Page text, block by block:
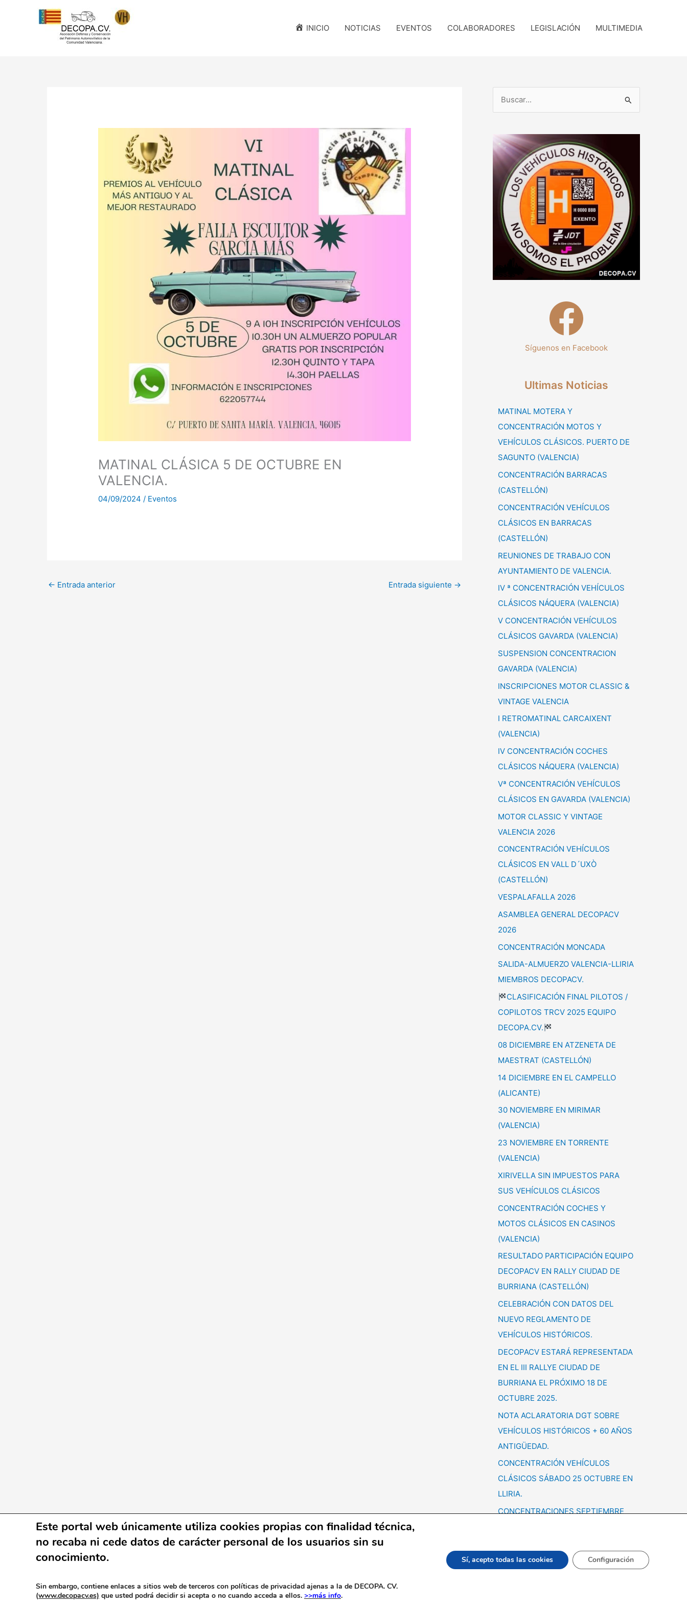
INICIO NOTICIAS EVENTOS COLABORADORES LEGISLACIÓN MULTIMEDIA
MATINAL CLÁSICA 5 DE OCTUBRE EN
VALENCIA.
04/09/2024/ Eventos
← Entrada anterior Entrada siguiente →
c
a
Síguenos en Facebook
Ultimas Noticias
MATINAL MOTERA Y
CONCENTRACIÓN MOTOS Y
VEHÍCULOS CLÁSICOS. PUERTO DE
SAGUNTO (VALENCIA)
CONCENTRACIÓN BARRACAS
(CASTELLÓN)
CONCENTRACIÓN VEHÍCULOS
CLÁSICOS EN BARRACAS
(CASTELLÓN)
REUNIONES DE TRABAJO CON
AYUNTAMIENTO DE VALENCIA.
IV ª CONCENTRACIÓN VEHÍCULOS
CLÁSICOS NÁQUERA (VALENCIA)
V CONCENTRACIÓN VEHÍCULOS
CLÁSICOS GAVARDA (VALENCIA)
SUSPENSION CONCENTRACION
GAVARDA (VALENCIA)
INSCRIPCIONES MOTOR CLASSIC &
VINTAGE VALENCIA
I RETROMATINAL CARCAIXENT
(VALENCIA)
IV CONCENTRACIÓN COCHES
CLÁSICOS NÁQUERA (VALENCIA)
Vª CONCENTRACIÓN VEHÍCULOS
CLÁSICOS EN GAVARDA (VALENCIA)
MOTOR CLASSIC Y VINTAGE
VALENCIA 2026
CONCENTRACIÓN VEHÍCULOS
CLÁSICOS EN VALL D´UXÒ
(CASTELLÓN)
VESPALAFALLA 2026
ASAMBLEA GENERAL DECOPACV
2026
CONCENTRACIÓN MONCADA
SALIDA-ALMUERZO VALENCIA-LLIRIA
MIEMBROS DECOPACV.
CLASIFICACIÓN FINAL PILOTOS /
COPILOTOS TRCV 2025 EQUIPO
DECOPA.CV.
08 DICIEMBRE EN ATZENETA DE
MAESTRAT (CASTELLÓN)
14 DICIEMBRE EN EL CAMPELLO
(ALICANTE)
30 NOVIEMBRE EN MIRIMAR
(VALENCIA)
23 NOVIEMBRE EN TORRENTE
(VALENCIA)
XIRIVELLA SIN IMPUESTOS PARA
SUS VEHÍCULOS CLÁSICOS
CONCENTRACIÓN COCHES Y
MOTOS CLÁSICOS EN CASINOS
(VALENCIA)
RESULTADO PARTICIPACIÓN EQUIPO
DECOPACV EN RALLY CIUDAD DE
BURRIANA (CASTELLÓN)
CELEBRACIÓN CON DATOS DEL
NUEVO REGLAMENTO DE
VEHÍCULOS HISTÓRICOS.
DECOPACV ESTARÁ REPRESENTADA
EN EL III RALLYE CIUDAD DE
BURRIANA EL PRÓXIMO 18 DE
OCTUBRE 2025.
NOTA ACLARATORIA DGT SOBRE
VEHÍCULOS HISTÓRICOS + 60 AÑOS
ANTIGÜEDAD.
CONCENTRACIÓN VEHÍCULOS
CLÁSICOS SÁBADO 25 OCTUBRE EN
LLIRIA.
CONCENTRACIONES SEPTIEMBRE
Política de cookies
Este portal web únicamente utiliza cookies propias con finalidad técnica,
no recaba ni cede datos de carácter personal de los usuarios sin su
conocimiento.
Sin embargo, contiene enlaces a sitios web de terceros con políticas de privacidad ajenas a la de DECOPA. CV.
(www.decopacv.es) que usted podrá decidir si acepta o no cuando acceda a ellos. >>más info.
Sí, acepto todas las cookies Configuración